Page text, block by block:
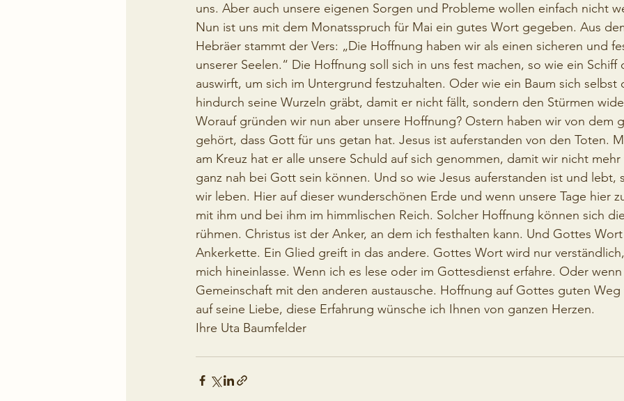
uns. Aber auch unsere eigenen Sorgen und Probleme wollen einfach nicht
Nun ist uns mit dem Monatsspruch für Mai ein gutes Wort gegeben. Aus
Hebräer stammt der Vers: „Die Hoffnung haben wir als einen sicheren und
unserer Seelen.“ Die Hoffnung soll sich in uns fest machen, so wie ein Schiff
auswirft, um sich im Untergrund festzuhalten. Oder wie ein Baum sich selbst
hindurch seine Wurzeln gräbt, damit er nicht fällt, sondern den Stürmen
Worauf gründen wir nun aber unsere Hoffnung? Ostern haben wir von dem
gehört, dass Gott für uns getan hat. Jesus ist auferstanden von den Toten.
am Kreuz hat er alle unsere Schuld auf sich genommen, damit wir nicht
ganz nah bei Gott sein können. Und so wie Jesus auferstanden ist und lebt,
wir leben. Hier auf dieser wunderschönen Erde und wenn unsere Tage hier
mit ihm und bei ihm im himmlischen Reich. Solcher Hoffnung können sich
rühmen. Christus ist der Anker, an dem ich festhalten kann. Und Gottes
Ankerkette. Ein Glied greift in das andere. Gottes Wort wird nur
mich hineinlasse. Wenn ich es lese oder im Gottesdienst erfahre. Oder
Gemeinschaft mit den anderen austausche. Hoffnung auf Gottes guten Weg
auf seine Liebe, diese Erfahrung wünsche ich Ihnen von ganzen Herzen.
Ihre Uta Baumfelder